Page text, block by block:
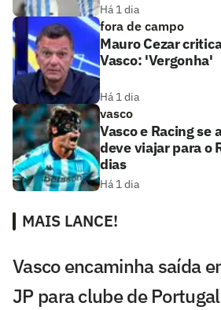
Há 1 dia
fora de campo
Mauro Cezar
Vasco: 'Vergonha'
Há 1 dia
vasco
Vasco e Racing se
deve viajar para o
dias
Há 1 dia
MAIS LANCE!
Vasco encaminha saída
JP para clube de Portugal